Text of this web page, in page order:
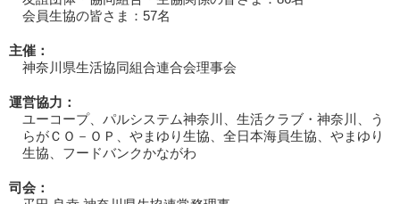
会員生協の皆さま：57名
主催：
神奈川県生活協同組合連合会理事会
運営協力：
ユーコープ、パルシステム神奈川、生活クラブ・神奈川、う
らがＣＯ－ＯＰ、やまゆり生協、全日本海員生協、やまゆり
生協、フードバンクかながわ
司会：